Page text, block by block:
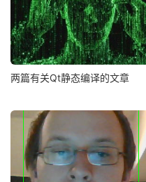
两篇有关Qt静态编译的文章